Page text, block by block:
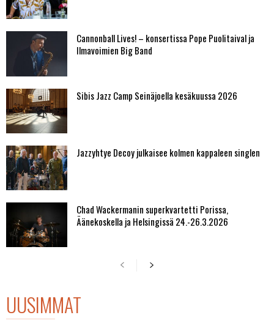
Cannonball Lives! – konsertissa Pope Puolitaival ja
Ilmavoimien Big Band
Sibis Jazz Camp Seinäjoella kesäkuussa 2026
Jazzyhtye Decoy julkaisee kolmen kappaleen singlen
Chad Wackermanin superkvartetti Porissa,
Äänekoskella ja Helsingissä 24.-26.3.2026
UUSIMMAT